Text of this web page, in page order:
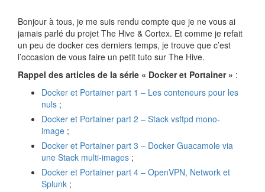
Bonjour à tous, je me suis rendu compte que je ne vous ai
jamais parlé du projet The Hive & Cortex. Et comme je refait
un peu de docker ces derniers temps, je trouve que c’est
l’occasion de vous faire un petit tuto sur The Hive.
Rappel des articles de la série « Docker et Portainer » :
Docker et Portainer part 1 – Les conteneurs pour les
nuls ;
Docker et Portainer part 2 – Stack vsftpd mono-
image ;
Docker et Portainer part 3 – Docker Guacamole via
une Stack multi-images ;
Docker et Portainer part 4 – OpenVPN, Network et
Splunk ;